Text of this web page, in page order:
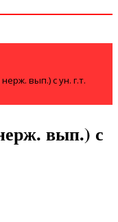
вып.) с ун. г.т.
вып.) с